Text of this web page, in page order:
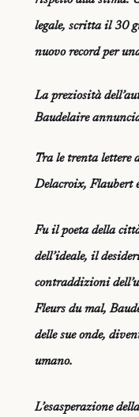
legale, scritta il 30
nuovo record per
La preziosità
Baudelaire
Tra le trenta lettere
Delacroix, Flaubert
Fu il poeta della
dell’ideale, il
contraddizioni
Fleurs du mal,
delle sue onde,
umano.
L’esasperazione